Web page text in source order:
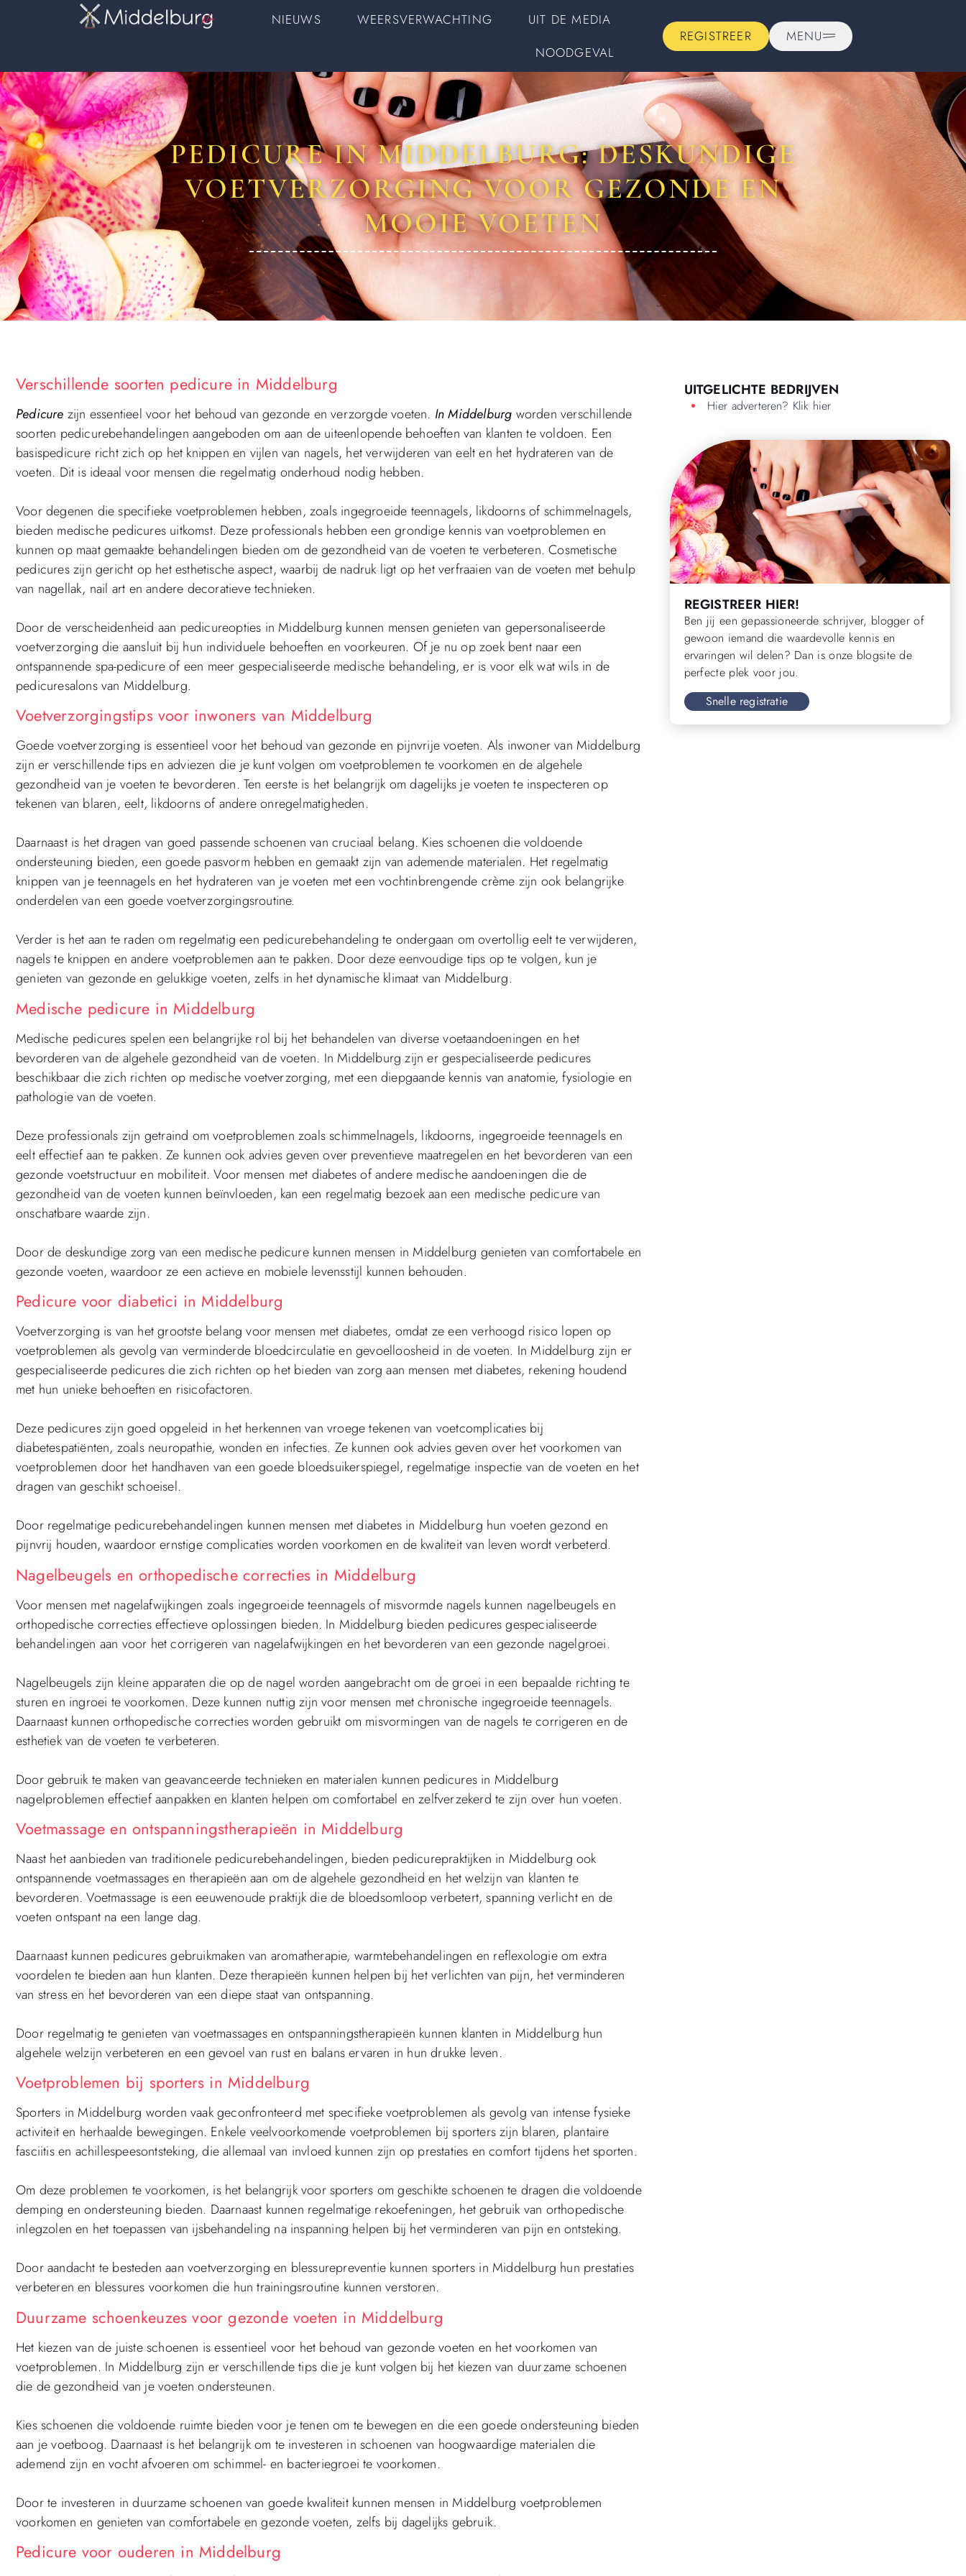
NIEUWS WEERSVERWACHTING
UIT DE MEDIA
NOODGEVAL
REGISTREER MENU
PEDICURE IN MIDDELBURG: DESKUNDIGE
VOETVERZORGING VOOR GEZONDE EN
MOOIE VOETEN
Verschillende soorten pedicure in Middelburg
Pedicure zijn essentieel voor het behoud van gezonde en verzorgde voeten. In Middelburg worden verschillende
soorten pedicurebehandelingen aangeboden om aan de uiteenlopende behoeften van klanten te voldoen. Een
basispedicure richt zich op het knippen en vijlen van nagels, het verwijderen van eelt en het hydrateren van de
voeten. Dit is ideaal voor mensen die regelmatig onderhoud nodig hebben.
Voor degenen die specifieke voetproblemen hebben, zoals ingegroeide teennagels, likdoorns of schimmelnagels,
bieden medische pedicures uitkomst. Deze professionals hebben een grondige kennis van voetproblemen en
kunnen op maat gemaakte behandelingen bieden om de gezondheid van de voeten te verbeteren. Cosmetische
pedicures zijn gericht op het esthetische aspect, waarbij de nadruk ligt op het verfraaien van de voeten met behulp
van nagellak, nail art en andere decoratieve technieken.
Door de verscheidenheid aan pedicureopties in Middelburg kunnen mensen genieten van gepersonaliseerde
voetverzorging die aansluit bij hun individuele behoeften en voorkeuren. Of je nu op zoek bent naar een
ontspannende spa-pedicure of een meer gespecialiseerde medische behandeling, er is voor elk wat wils in de
pedicuresalons van Middelburg.
Voetverzorgingstips voor inwoners van Middelburg
Goede voetverzorging is essentieel voor het behoud van gezonde en pijnvrije voeten. Als inwoner van Middelburg
zijn er verschillende tips en adviezen die je kunt volgen om voetproblemen te voorkomen en de algehele
gezondheid van je voeten te bevorderen. Ten eerste is het belangrijk om dagelijks je voeten te inspecteren op
tekenen van blaren, eelt, likdoorns of andere onregelmatigheden.
Daarnaast is het dragen van goed passende schoenen van cruciaal belang. Kies schoenen die voldoende
ondersteuning bieden, een goede pasvorm hebben en gemaakt zijn van ademende materialen. Het regelmatig
knippen van je teennagels en het hydrateren van je voeten met een vochtinbrengende crème zijn ook belangrijke
onderdelen van een goede voetverzorgingsroutine.
Verder is het aan te raden om regelmatig een pedicurebehandeling te ondergaan om overtollig eelt te verwijderen,
nagels te knippen en andere voetproblemen aan te pakken. Door deze eenvoudige tips op te volgen, kun je
genieten van gezonde en gelukkige voeten, zelfs in het dynamische klimaat van Middelburg.
Medische pedicure in Middelburg
Medische pedicures spelen een belangrijke rol bij het behandelen van diverse voetaandoeningen en het
bevorderen van de algehele gezondheid van de voeten. In Middelburg zijn er gespecialiseerde pedicures
beschikbaar die zich richten op medische voetverzorging, met een diepgaande kennis van anatomie, fysiologie en
pathologie van de voeten.
Deze professionals zijn getraind om voetproblemen zoals schimmelnagels, likdoorns, ingegroeide teennagels en
eelt effectief aan te pakken. Ze kunnen ook advies geven over preventieve maatregelen en het bevorderen van een
gezonde voetstructuur en mobiliteit. Voor mensen met diabetes of andere medische aandoeningen die de
gezondheid van de voeten kunnen beïnvloeden, kan een regelmatig bezoek aan een medische pedicure van
onschatbare waarde zijn.
Door de deskundige zorg van een medische pedicure kunnen mensen in Middelburg genieten van comfortabele en
gezonde voeten, waardoor ze een actieve en mobiele levensstijl kunnen behouden.
Pedicure voor diabetici in Middelburg
Voetverzorging is van het grootste belang voor mensen met diabetes, omdat ze een verhoogd risico lopen op
voetproblemen als gevolg van verminderde bloedcirculatie en gevoelloosheid in de voeten. In Middelburg zijn er
gespecialiseerde pedicures die zich richten op het bieden van zorg aan mensen met diabetes, rekening houdend
met hun unieke behoeften en risicofactoren.
Deze pedicures zijn goed opgeleid in het herkennen van vroege tekenen van voetcomplicaties bij
diabetespatiënten, zoals neuropathie, wonden en infecties. Ze kunnen ook advies geven over het voorkomen van
voetproblemen door het handhaven van een goede bloedsuikerspiegel, regelmatige inspectie van de voeten en het
dragen van geschikt schoeisel.
Door regelmatige pedicurebehandelingen kunnen mensen met diabetes in Middelburg hun voeten gezond en
pijnvrij houden, waardoor ernstige complicaties worden voorkomen en de kwaliteit van leven wordt verbeterd.
Nagelbeugels en orthopedische correcties in Middelburg
Voor mensen met nagelafwijkingen zoals ingegroeide teennagels of misvormde nagels kunnen nagelbeugels en
orthopedische correcties effectieve oplossingen bieden. In Middelburg bieden pedicures gespecialiseerde
behandelingen aan voor het corrigeren van nagelafwijkingen en het bevorderen van een gezonde nagelgroei.
Nagelbeugels zijn kleine apparaten die op de nagel worden aangebracht om de groei in een bepaalde richting te
sturen en ingroei te voorkomen. Deze kunnen nuttig zijn voor mensen met chronische ingegroeide teennagels.
Daarnaast kunnen orthopedische correcties worden gebruikt om misvormingen van de nagels te corrigeren en de
esthetiek van de voeten te verbeteren.
Door gebruik te maken van geavanceerde technieken en materialen kunnen pedicures in Middelburg
nagelproblemen effectief aanpakken en klanten helpen om comfortabel en zelfverzekerd te zijn over hun voeten.
Voetmassage en ontspanningstherapieën in Middelburg
Naast het aanbieden van traditionele pedicurebehandelingen, bieden pedicurepraktijken in Middelburg ook
ontspannende voetmassages en therapieën aan om de algehele gezondheid en het welzijn van klanten te
bevorderen. Voetmassage is een eeuwenoude praktijk die de bloedsomloop verbetert, spanning verlicht en de
voeten ontspant na een lange dag.
Daarnaast kunnen pedicures gebruikmaken van aromatherapie, warmtebehandelingen en reflexologie om extra
voordelen te bieden aan hun klanten. Deze therapieën kunnen helpen bij het verlichten van pijn, het verminderen
van stress en het bevorderen van een diepe staat van ontspanning.
Door regelmatig te genieten van voetmassages en ontspanningstherapieën kunnen klanten in Middelburg hun
algehele welzijn verbeteren en een gevoel van rust en balans ervaren in hun drukke leven.
Voetproblemen bij sporters in Middelburg
Sporters in Middelburg worden vaak geconfronteerd met specifieke voetproblemen als gevolg van intense fysieke
activiteit en herhaalde bewegingen. Enkele veelvoorkomende voetproblemen bij sporters zijn blaren, plantaire
fasciitis en achillespeesontsteking, die allemaal van invloed kunnen zijn op prestaties en comfort tijdens het sporten.
Om deze problemen te voorkomen, is het belangrijk voor sporters om geschikte schoenen te dragen die voldoende
demping en ondersteuning bieden. Daarnaast kunnen regelmatige rekoefeningen, het gebruik van orthopedische
inlegzolen en het toepassen van ijsbehandeling na inspanning helpen bij het verminderen van pijn en ontsteking.
Door aandacht te besteden aan voetverzorging en blessurepreventie kunnen sporters in Middelburg hun prestaties
verbeteren en blessures voorkomen die hun trainingsroutine kunnen verstoren.
Duurzame schoenkeuzes voor gezonde voeten in Middelburg
Het kiezen van de juiste schoenen is essentieel voor het behoud van gezonde voeten en het voorkomen van
voetproblemen. In Middelburg zijn er verschillende tips die je kunt volgen bij het kiezen van duurzame schoenen
die de gezondheid van je voeten ondersteunen.
Kies schoenen die voldoende ruimte bieden voor je tenen om te bewegen en die een goede ondersteuning bieden
aan je voetboog. Daarnaast is het belangrijk om te investeren in schoenen van hoogwaardige materialen die
ademend zijn en vocht afvoeren om schimmel- en bacteriegroei te voorkomen.
Door te investeren in duurzame schoenen van goede kwaliteit kunnen mensen in Middelburg voetproblemen
voorkomen en genieten van comfortabele en gezonde voeten, zelfs bij dagelijks gebruik.
Pedicure voor ouderen in Middelburg
UITGELICHTE BEDRIJVEN
Hier adverteren? Klik hier
REGISTREER HIER!
Ben jij een gepassioneerde schrijver, blogger of
gewoon iemand die waardevolle kennis en
ervaringen wil delen? Dan is onze blogsite de
perfecte plek voor jou.
Snelle registratie